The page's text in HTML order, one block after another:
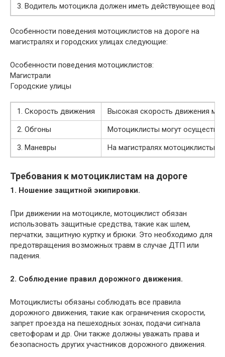
3. Водитель мотоцикла должен иметь действующее
Особенности поведения мотоциклистов на дороге на
магистралях и городских улицах следующие:
Особенности поведения мотоциклистов:
Магистрали
Городские улицы
1. Cкорость движения
Высокая скорость движения
2. Обгоны
Мотоциклисты могут
3. Маневры
На магистралях мотоциклисты
Требования к мотоциклистам на дороге
1. Ношение защитной экипировки.
При движении на мотоцикле, мотоциклист обязан
использовать защитные средства, такие как шлем,
перчатки, защитную куртку и брюки. Это необходимо для
предотвращения возможных травм в случае ДТП или
падения.
2. Соблюдение правил дорожного движения.
Мотоциклисты обязаны соблюдать все правила
дорожного движения, такие как ограничения скорости,
запрет проезда на пешеходных зонах, подачи сигнала
светофорам и др. Они также должны уважать права и
безопасность других участников дорожного движения.